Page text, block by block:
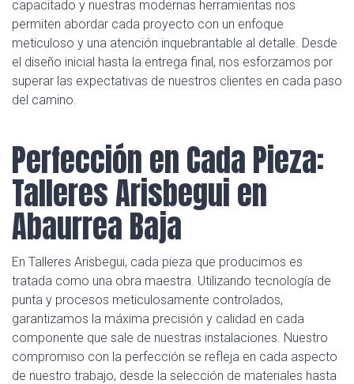
capacitado y nuestras modernas herramientas nos
permiten abordar cada proyecto con un enfoque
meticuloso y una atención inquebrantable al detalle. Desde
el diseño inicial hasta la entrega final, nos esforzamos por
superar las expectativas de nuestros clientes en cada paso
del camino.
Perfección en Cada Pieza:
Talleres Arisbegui en
Abaurrea Baja
En Talleres Arisbegui, cada pieza que producimos es
tratada como una obra maestra. Utilizando tecnología de
punta y procesos meticulosamente controlados,
garantizamos la máxima precisión y calidad en cada
componente que sale de nuestras instalaciones. Nuestro
compromiso con la perfección se refleja en cada aspecto
de nuestro trabajo, desde la selección de materiales hasta